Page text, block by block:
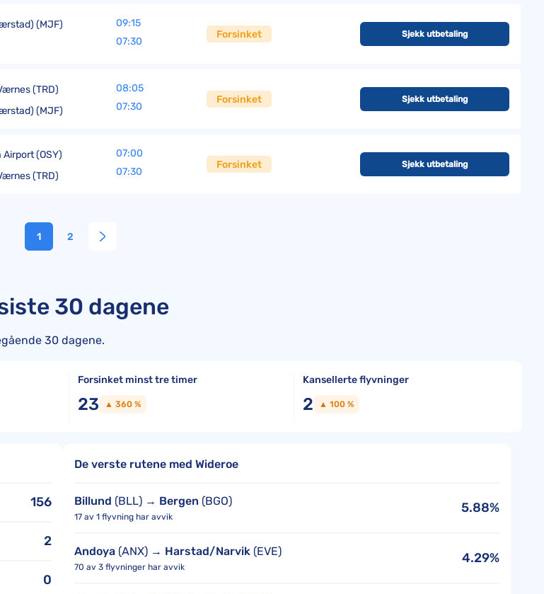
(MJF)
09:15
07:30
Forsinket Sjekk utbetaling
(TRD)
(MJF)
08:05
07:30
Forsinket Sjekk utbetaling
(OSY)
(TRD)
07:00
07:30
Forsinket Sjekk utbetaling
1 2
30 dagene
30 dagene.
Forsinket minst tre timer
23 ▲ 360 %
Kansellerte flyvninger
2 ▲ 100 %
156
2
0
De verste rutene med Wideroe
Billund (BLL) → Bergen (BGO)
17 av 1 flyvning har avvik
5.88%
Andoya (ANX) → Harstad/Narvik (EVE)
70 av 3 flyvninger har avvik
4.29%